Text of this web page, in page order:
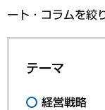
ート・コラムを絞
テーマ
経営戦略